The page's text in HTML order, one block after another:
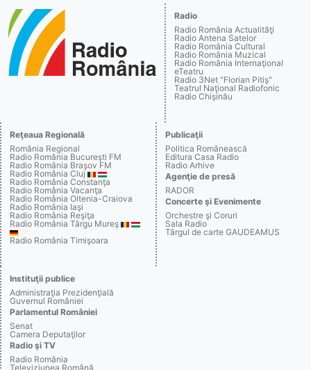
Radio
Radio România Actualităţi
Radio Antena Satelor
Radio România Cultural
Radio România Muzical
Radio România Internaţional
eTeatru
Radio 3Net "Florian Pitiş"
Teatrul Naţional Radiofonic
Radio Chişinău
Reţeaua Regională
România Regional
Radio România Bucureşti FM
Radio România Braşov FM
Radio România Cluj
Radio România Constanţa
Radio România Vacanţa
Radio România Oltenia-Craiova
Radio România Iaşi
Radio România Reşiţa
Radio România Târgu Mureş
Radio România Timişoara
Publicaţii
Politica Românească
Editura Casa Radio
Radio Arhive
Agenţie de presă
RADOR
Concerte şi Evenimente
Orchestre şi Coruri
Sala Radio
Târgul de carte GAUDEAMUS
Instituţii publice
Administraţia Prezidenţială
Guvernul României
Parlamentul României
Senat
Camera Deputaţilor
Radio şi TV
Radio România
Televiziunea Română